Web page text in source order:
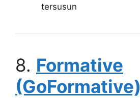
tersusun
8. Formative
(GoFormative)